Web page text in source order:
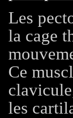
Les
la cage
Ce
les